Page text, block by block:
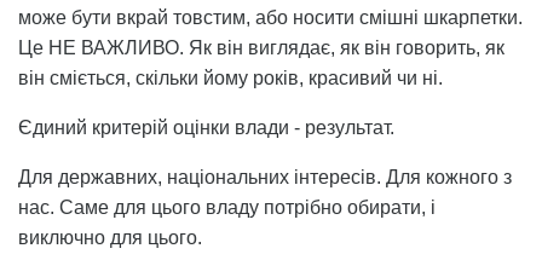
може бути вкрай товстим, або носити смішні шкарпетки.
Це НЕ ВАЖЛИВО. Як він виглядає, як він говорить, як
він сміється, скільки йому років, красивий чи ні.
Єдиний критерій оцінки влади - результат.
Для державних, національних інтересів. Для кожного з
нас. Саме для цього владу потрібно обирати, і
виключно для цього.